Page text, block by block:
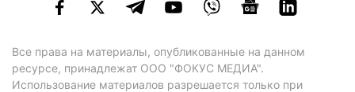
Все права на материалы, опубликованные на данном
ресурсе, принадлежат ООО "ФОКУС МЕДИА".
Использование материалов разрешается только при